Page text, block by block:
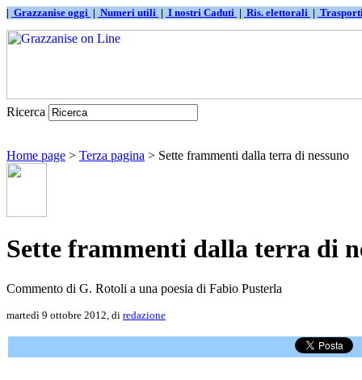
| Grazzanise oggi | Numeri utili | I nostri Caduti | Ris. elettorali |
Ricerca
Home page > Terza pagina > Sette frammenti dalla terra di nessuno
Sette frammenti dalla terra di
Commento di G. Rotoli a una poesia di Fabio Pusterla
martedì 9 ottobre 2012, di redazione